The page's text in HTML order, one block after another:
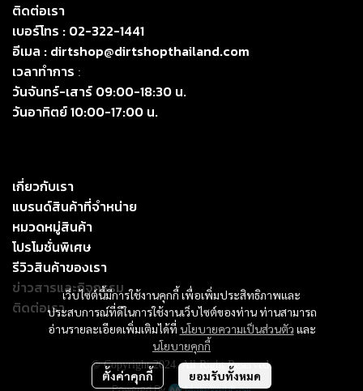
เว็บไซต์นี้มีการใช้งานคุกกี้ เพื่อเพิ่มประสิทธิภาพและ
ประสบการณ์ที่ดีในการใช้งานเว็บไซต์ของท่าน ท่านสามารถ
อ่านรายละเอียดเพิ่มเติมได้ที่ นโยบายความเป็นส่วนตัว และ
นโยบายคุกกี้
ตั้งค่าคุกกี้ ยอมรับทั้งหมด
ติดต่อเรา
เบอร์โทร : 02-322-1441
อีเมล : dirtshop@dirtshopthailand.com
เวลาทำการ :
วันจันทร์-เสาร์ 09:00-18:30 น.
วันอาทิตย์ 10:00-17:00 น.
เกี่ยวกับเรา
แบรนด์สินค้าที่จำหน่าย
หมวดหมู่สินค้า
โปรโมชั่นพิเศษ
รีวิวสินค้าของเรา
ข่าวสารและกิจกรรม
ติดต่อเรา
© Copyright 2024. All Right Reserved.